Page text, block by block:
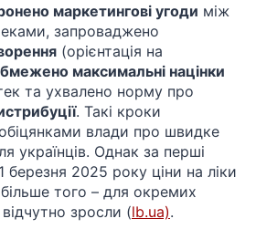
маркетингові угоди між
запроваджено
(орієнтація на
максимальні націнки
та ухвалено норму про
. Такі кроки
влади про швидке
українців. Однак за перші
березня 2025 року ціни на ліки
того – для окремих
зросли (lb.ua).